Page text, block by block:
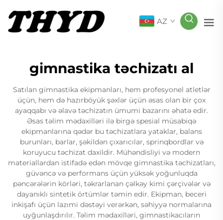
AZ
gimnastika təchizatı al
Satılan gimnastika ekipmanları, hem profesyonel atletlər
üçün, hem də hazırböyük şəxlər üçün əsas olan bir çox
ayaqqabı və əlavə təchizatın ümumi bazarını əhatə edir.
Əsas təlim mədaxilləri ilə birgə spesial müsabiqə
ekipmanlarına qədər bu təchizatlara yataklar, balans
burunları, barlar, şəkildən çıxarıcılar, sprinqbordlar və
koruyucu təchizat daxildir. Mühəndisliyi və modern
materiallardan istifadə edən mövqe gimnastika təchizatları,
güvəncə və performans üçün yüksək yoğunluqda
pəncərələrin körləri, təkrarlanan çəlkəy kimi çərçivələr və
dayanıklı sintetik örtümlər təmin edir. Ekipman, beceri
inkişafı üçün lazımi dəstəyi verərkən, səhiyyə normalarına
uyğunlaşdırılır. Təlim mədaxilləri, gimnastikacıların